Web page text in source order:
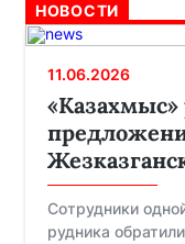
НОВОСТИ
11.06.2026
«Казахмыс»
Сотрудники
рудника